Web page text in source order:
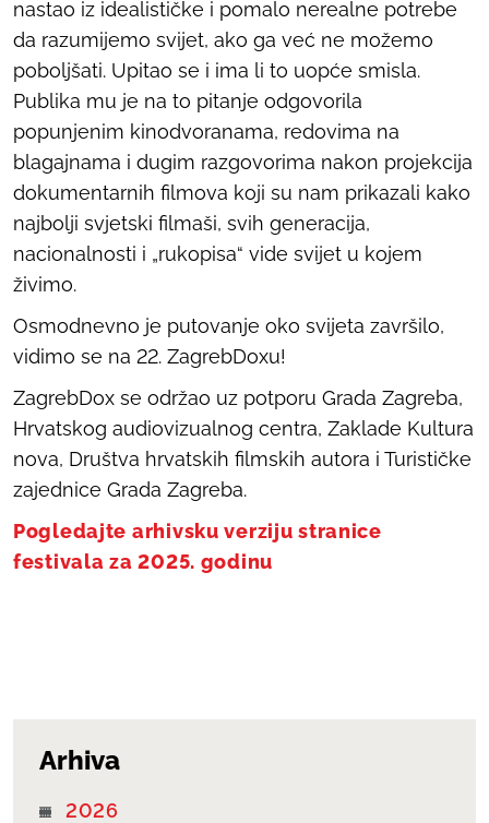
nastao iz idealističke i pomalo nerealne potrebe
da razumijemo svijet, ako ga već ne možemo
poboljšati. Upitao se i ima li to uopće smisla.
Publika mu je na to pitanje odgovorila
popunjenim kinodvoranama, redovima na
blagajnama i dugim razgovorima nakon projekcija
dokumentarnih filmova koji su nam prikazali kako
najbolji svjetski filmaši, svih generacija,
nacionalnosti i „rukopisa“ vide svijet u kojem
živimo.
Osmodnevno je putovanje oko svijeta završilo,
vidimo se na 22. ZagrebDoxu!
ZagrebDox se održao uz potporu Grada Zagreba,
Hrvatskog audiovizualnog centra, Zaklade Kultura
nova, Društva hrvatskih filmskih autora i Turističke
zajednice Grada Zagreba.
Pogledajte arhivsku verziju stranice
festivala za 2025. godinu
Arhiva
2026